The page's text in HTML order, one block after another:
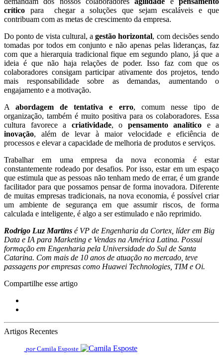
crítico para chegar a soluções que sejam escaláveis e que
contribuam com as metas de crescimento da empresa.
Do ponto de vista cultural, agestão horizontal, com decisões sendo
tomadas por todos em conjunto e não apenas pelas lideranças, faz
com que a hierarquia tradicional fique em segundo plano, já que a
ideia é que não haja relações de poder. Isso faz com que os
colaboradores consigam participar ativamente dos projetos, tendo
mais responsabilidade sobre as demandas, aumentando o
engajamento e a motivação.
Aabordagem de tentativa e erro, comum nesse tipo de
organização, também é muito positiva para os colaboradores. Essa
cultura favorece a criatividade, o pensamento analítico e a
inovação, além de levar à maior velocidade e eficiência de
processos e elevar a capacidade de melhoria de produtos e serviços.
Trabalhar em uma empresa da nova economia é estar
constantemente rodeado por desafios. Por isso, estar em um espaço
que estimula que as pessoas não tenham medo de errar, é um grande
facilitador para que possamos pensar de forma inovadora. Diferente
de muitas empresas tradicionais, na nova economia, é possível criar
um ambiente de segurança em que assumir riscos, de forma
calculada e inteligente, é algo a ser estimulado e não reprimido.
Rodrigo Luz Martins é VP de Engenharia da Cortex, líder em Big
Data e IA para Marketing e Vendas na América Latina. Possui
formação em Engenharia pela Universidade do Sul de Santa
Catarina. Com mais de 10 anos de atuação no mercado, teve
passagens por empresas como Huawei Technologies, TIM e Oi.
Compartilhe esse artigo
Artigos Recentes
por Camila Esposte